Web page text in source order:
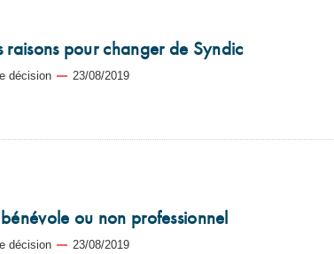
raisons pour changer de Syndic
décision 23/08/2019
ou non professionnel
décision 23/08/2019